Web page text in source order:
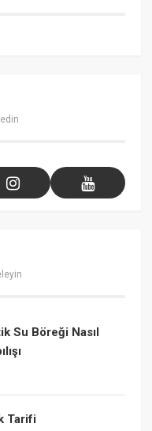
Su Böreği Nasıl
Tarifi